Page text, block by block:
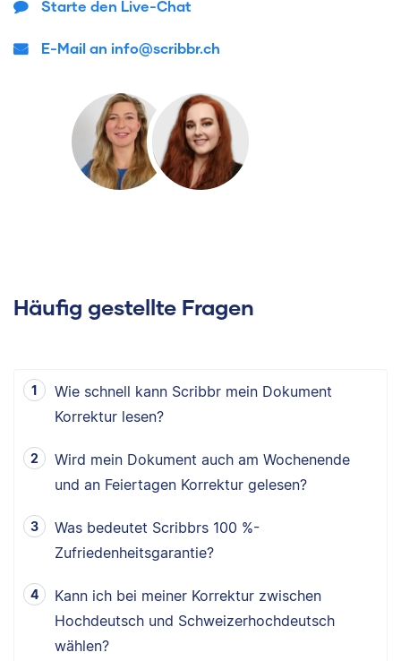
Starte den Live-Chat
E-Mail an info@scribbr.ch
Häufig gestellte Fragen
Wie schnell kann Scribbr mein Dokument
Korrektur lesen?
Wird mein Dokument auch am Wochenende
und an Feiertagen Korrektur gelesen?
Was bedeutet Scribbrs 100 %-
Zufriedenheitsgarantie?
Kann ich bei meiner Korrektur zwischen
Hochdeutsch und Schweizerhochdeutsch
wählen?